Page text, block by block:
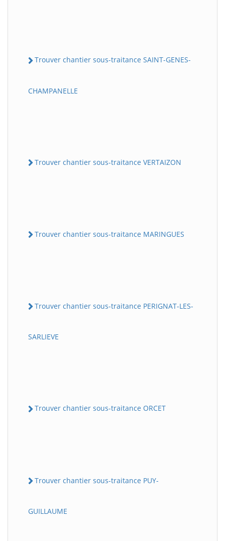
Trouver chantier sous-traitance SAINT-GENES-
CHAMPANELLE
Trouver chantier sous-traitance VERTAIZON
Trouver chantier sous-traitance MARINGUES
Trouver chantier sous-traitance PERIGNAT-LES-
SARLIEVE
Trouver chantier sous-traitance ORCET
Trouver chantier sous-traitance PUY-
GUILLAUME